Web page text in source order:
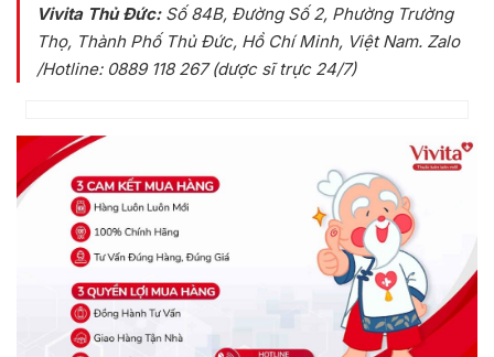
Vivita Thủ Đức:Số 84B, Đường Số 2, Phường Trường
Thọ, Thành Phố Thủ Đức, Hồ Chí Minh, Việt Nam. Zalo
/Hotline: 0889 118 267 (dược sĩ trực 24/7)